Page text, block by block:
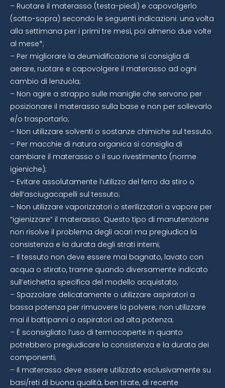
– Ruotare il materasso (testa-piedi) e capovolgerlo
(sotto-sopra) secondo le seguenti indicazioni: una volta
alla settimana per i primi tre mesi, poi almeno due volte
al mese*;
– Per migliorare la deumidificazione si consiglia di
aerare, ruotare e capovolgere il materasso ad ogni
cambio di lenzuola;
– Non agire a strappo sulle maniglie che servono per
posizionare il materasso sulla base e non per sollevarlo
e/o trasportarlo;
– Non utilizzare solventi o sostanze chimiche sul tessuto.
– Per macchie di natura organica si consiglia di
cambiare il materasso o il suo rivestimento (norme
igieniche);
– Evitare assolutamente l’utilizzo del ferro da stiro o
dell’asciugacapelli sul tessuto;
– Non utilizzare vaporizzatori o sterilizzatori a vapore per
“igienizzare” il materasso. Questo tipo di manutenzione
non risolve il problema degli acari ma pregiudica la
consistenza e la durata degli strati interni;
– Il tessuto non deve essere mai bagnato, lavato con
acqua o stirato, tranne quando diversamente indicato
sull’etichetta specifica del modello acquistato;
– Spazzolare delicatamente o utilizzare aspiratori a
bassa potenza per rimuovere la polvere; non utilizzare
mai il battipanni o aspiratori ad alta potenza;
– È sconsigliato l’uso di termocoperte in quanto
potrebbero pregiudicare la consistenza e la durata dei
componenti;
– Il materasso deve essere utilizzato esclusivamente su
basi/reti di buona qualità, ben tirate, di recente